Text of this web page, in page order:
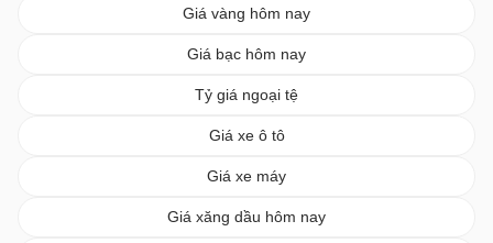
Giá vàng hôm nay
Giá bạc hôm nay
Tỷ giá ngoại tệ
Giá xe ô tô
Giá xe máy
Giá xăng dầu hôm nay